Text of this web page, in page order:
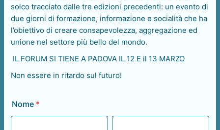
solco tracciato dalle tre edizioni precedenti: un evento di
due giorni di formazione, informazione e socialità che ha
l’obiettivo di creare consapevolezza, aggregazione ed
unione nel settore più bello del mondo.
IL FORUM SI TIENE A PADOVA IL 12 E il 13 MARZO
Non essere in ritardo sul futuro!
Nome *